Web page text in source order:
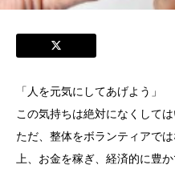
「人を元気にしてあげよう」
この気持ちは絶対になくしては
ただ、整体をボランティアで
上、お金を稼ぎ、経済的に豊